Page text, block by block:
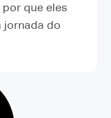
que eles
jornada do